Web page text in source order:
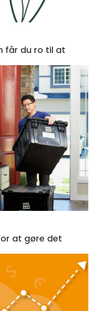
at gøre det